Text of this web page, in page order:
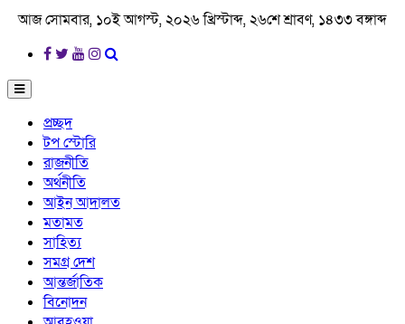
আজ সোমবার, ১০ই আগস্ট, ২০২৬ খ্রিস্টাব্দ, ২৬শে শ্রাবণ, ১৪৩৩ বঙ্গাব্দ
প্রচ্ছদ
টপ স্টোরি
রাজনীতি
অর্থনীতি
আইন আদালত
মতামত
সাহিত্য
সমগ্র দেশ
আন্তর্জাতিক
বিনোদন